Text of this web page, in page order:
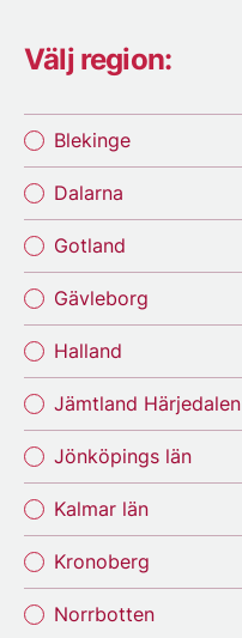
Välj region:
Blekinge
Dalarna
Gotland
Gävleborg
Halland
Jämtland Härjedalen
Jönköpings län
Kalmar län
Kronoberg
Norrbotten